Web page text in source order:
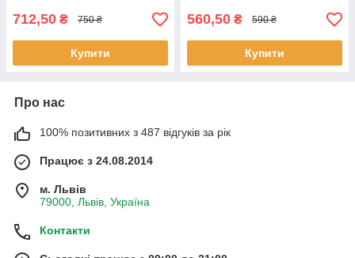
712,50 ₴ 750 ₴
Купити
560,50 ₴ 590 ₴
Купити
Про нас
100% позитивних з 487 відгуків за рік
Працює з 24.08.2014
м. Львів
79000, Львів, Україна
Контакти